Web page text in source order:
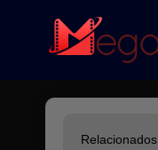
Relacionados